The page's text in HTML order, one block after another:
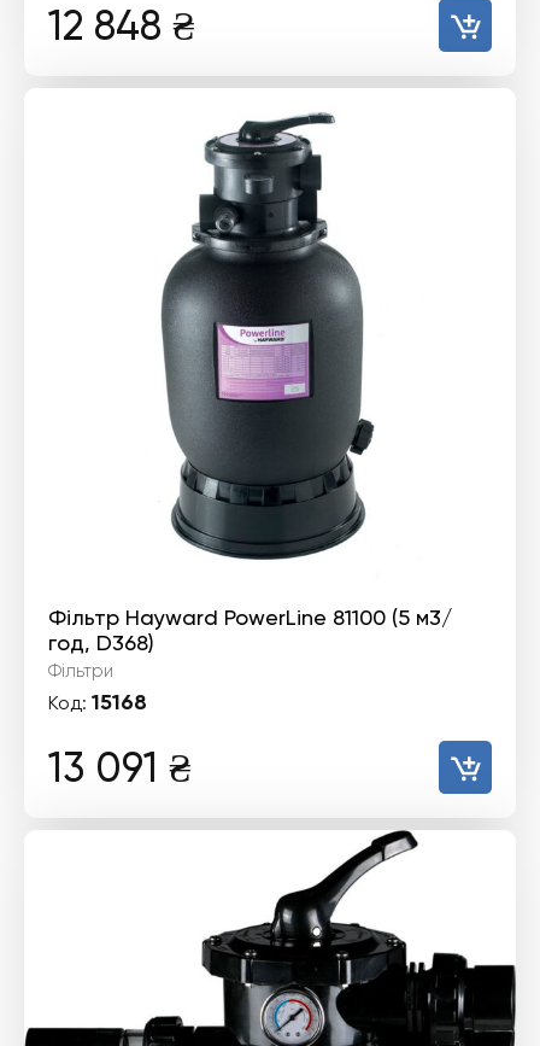
12 848 ₴
Фільтр Hayward PowerLine 81100 (5 м3/
год, D368)
Фільтри
Код: 15168
13 091 ₴